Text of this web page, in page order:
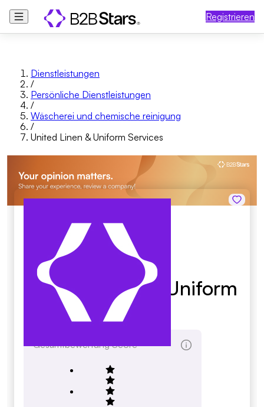
Registrieren
Dienstleistungen
/
Persönliche Dienstleistungen
/
Wäscherei und chemische reinigung
/
United Linen & Uniform Services
United Linen & Uniform
Services
Gesamtbewertung Score